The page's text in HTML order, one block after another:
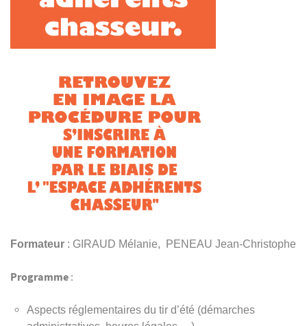
Formateur : GIRAUD Mélanie, PENEAU Jean-Christophe
Programme :
Aspects réglementaires du tir d’été (démarches